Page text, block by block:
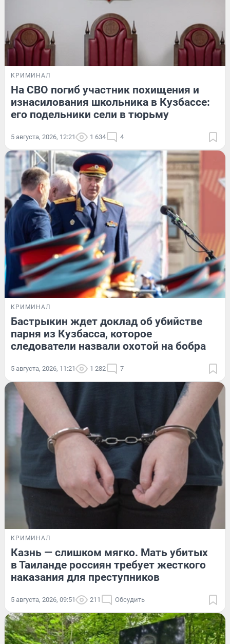
КРИМИНАЛ
На СВО погиб участник похищения и
изнасилования школьника в Кузбассе:
его подельники сели в тюрьму
5 августа, 2026, 12:21 1 634 4
КРИМИНАЛ
Бастрыкин ждет доклад об убийстве
парня из Кузбасса, которое
следователи назвали охотой на бобра
5 августа, 2026, 11:21 1 282 7
КРИМИНАЛ
Казнь — слишком мягко. Мать убитых
в Таиланде россиян требует жесткого
наказания для преступников
5 августа, 2026, 09:51 211 Обсудить